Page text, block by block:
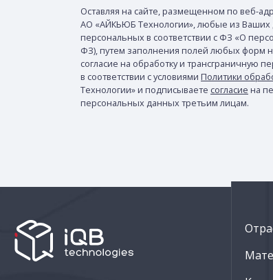
Оставляя на сайте, размещенном по веб-
АО «АЙКЬЮБ Технологии», любые из Ваших
персональных в соответствии с ФЗ «О
ФЗ), путем заполнения полей любых форм
согласие на обработку и трансграничную
в соответствии с условиями Политики
Технологии» и подписываете согласие на
персональных данных третьим лицам.